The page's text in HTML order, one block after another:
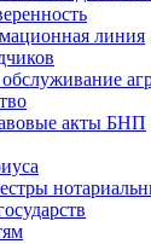
линия
акты БНП